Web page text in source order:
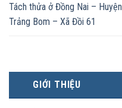
GIỚI THIỆU
Tách thửa ở Đồng Nai – Huyện
Trảng Bom – Xã Đồi 61